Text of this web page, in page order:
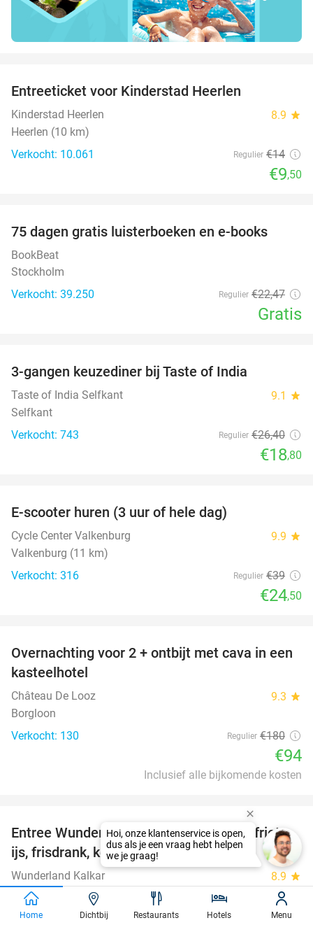
Entreeticket voor Kinderstad Heerlen
Kinderstad Heerlen 8.9 star
Heerlen (10 km)
Verkocht: 10.061
Regulier €14
€9,50
75 dagen gratis luisterboeken en e-books
BookBeat
Stockholm
Verkocht: 39.250
Regulier €22,47
Gratis
3-gangen keuzediner bij Taste of India
Taste of India Selfkant 9.1 star
Selfkant
Verkocht: 743
Regulier €26,40
€18,80
E-scooter huren (3 uur of hele dag)
Cycle Center Valkenburg 9.9 star
Valkenburg (11 km)
Verkocht: 316
Regulier €39
€24,50
48%
Overnachting voor 2 + ontbijt met cava in een
kasteelhotel
Château De Looz 9.3 star
Borgloon
Verkocht: 130
Regulier €180
€94
Inclusief alle bijkomende kosten
32%
Entree Wunderland Kalkar + onbeperkt friet,
ijs, frisdrank, koffie, thee en softijs
Wunderland Kalkar 8.9 star
Kalkar
Verkocht: 27.103
Regulier ,50
Home Dichtbij Restaurants Hotels Menu